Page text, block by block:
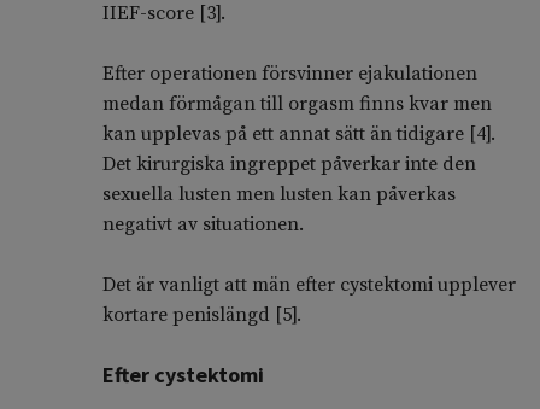
IIEF-score [3].
Efter operationen försvinner ejakulationen
medan förmågan till orgasm finns kvar men
kan upplevas på ett annat sätt än tidigare [4].
Det kirurgiska ingreppet påverkar inte den
sexuella lusten men lusten kan påverkas
negativt av situationen.
Det är vanligt att män efter cystektomi upplever
kortare penislängd [5].
Efter cystektomi